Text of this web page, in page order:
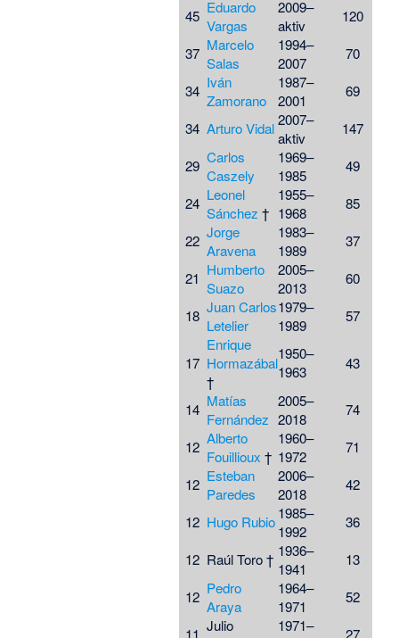
45 Eduardo
Vargas
2009–
aktiv
120
37 Marcelo
Salas
1994–
2007
70
34 Iván
Zamorano
1987–
2001
69
34 Arturo Vidal 2007–
aktiv
147
29 Carlos
Caszely
1969–
1985
49
24 Leonel
Sánchez †
1955–
1968
85
22 Jorge
Aravena
1983–
1989
37
21 Humberto
Suazo
2005–
2013
60
18 Juan Carlos
Letelier
1979–
1989
57
17
Enrique
Hormazábal
†
1950–
1963
43
14 Matías
Fernández
2005–
2018
74
12 Alberto
Fouillioux †
1960–
1972
71
12 Esteban
Paredes
2006–
2018
42
12 Hugo Rubio 1985–
1992
36
12 Raúl Toro† 1936–
1941
13
12 Pedro
Araya
1964–
1971
52
11 Julio
1971–
27